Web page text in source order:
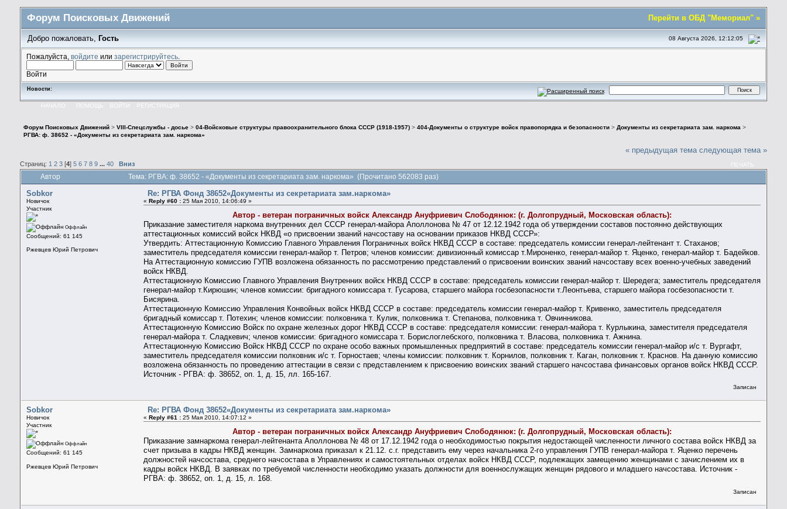
Перейти в ОБД "Мемориал" »
Форум Поисковых Движений
08 Августа 2026, 12:12:05
Добро пожаловать, Гость
Пожалуйста, войдите или зарегистрируйтесь.
Войти
Новости:
НАЧАЛО ПОМОЩЬ ВОЙТИ РЕГИСТРАЦИЯ
Форум Поисковых Движений >VIII-Спецслужбы - досье >04-Войсковые структуры правоохранительного блока СССР (1918-1957) >404-Документы о структуре войск правопорядка и безопасности >Документы из секретариата зам. наркома >
РГВА: ф. 38652 - «Документы из секретариата зам. наркома»
« предыдущая тема следующая тема »
Страниц: 1 2 3[4] 5 6 7 8 9 ... 40 Вниз ПЕЧАТЬ
Автор Тема: РГВА: ф. 38652 - «Документы из секретариата зам. наркома» (Прочитано 562083 раз)
Sobkor
Новичок
Участник
Оффлайн
Сообщений: 61 145
Ржевцев Юрий Петрович
Re: РГВА Фонд 38652«Документы из секретариата зам.наркома»
«Reply #60 : 25 Мая 2010, 14:06:49 »
Автор - ветеран пограничных войск Александр Ануфриевич Слободянюк: (г. Долгопрудный, Московская область):
Приказание заместителя наркома внутренних дел СССР генерал-майора Аполлонова № 47 от 12.12.1942 года об утверждении составов постоянно действующих
аттестационных комиссий войск НКВД «о присвоении званий начсоставу на основании приказов НКВД СССР»:
Утвердить: Аттестационную Комиссию Главного Управления Пограничных войск НКВД СССР в составе: председатель комиссии генерал-лейтенант т. Стаханов;
заместитель председателя комиссии генерал-майор т. Петров; членов комиссии: дивизионный комиссар т.Мироненко, генерал-майор т. Яценко, генерал-майор т. Бадейков.
На Аттестационную комиссию ГУПВ возложена обязанность по рассмотрению представлений о присвоении воинских званий начсоставу всех военно-учебных заведений
войск НКВД.
Аттестационную Комиссию Главного Управления Внутренних войск НКВД СССР в составе: председатель комиссии генерал-майор т. Шередега; заместитель председателя
генерал-майор т.Кирюшин; членов комиссии: бригадного комиссара т. Гусарова, старшего майора госбезопасности т.Леонтьева, старшего майора госбезопасности т.
Бисярина.
Аттестационную Комиссию Управления Конвойных войск НКВД СССР в составе: председатель комиссии генерал-майор т. Кривенко, заместитель председателя
бригадный комиссар т. Потехин; членов комиссии: полковника т. Кулик, полковника т. Степанова, полковника т. Овчинникова.
Аттестационную Комиссию Войск по охране железных дорог НКВД СССР в составе: председателя комиссии: генерал-майора т. Курлыкина, заместителя председателя
генерал-майора т. Сладкевич; членов комиссии: бригадного комиссара т. Борислоглебского, полковника т. Власова, полковника т. Ажнина.
Аттестационную Комиссию Войск НКВД СССР по охране особо важных промышленных предприятий в составе: председатель комиссии генерал-майор и/с т. Вургафт,
заместитель председателя комиссии полковник и/с т. Горностаев; члены комиссии: полковник т. Корнилов, полковник т. Каган, полковник т. Краснов. На данную комиссию
возложена обязанность по проведению аттестации в связи с представлением к присвоению воинских званий старшего начсостава финансовых органов войск НКВД СССР.
Источник - РГВА: ф. 38652, оп. 1, д. 15, лл. 165-167.
Записан
Sobkor
Новичок
Участник
Оффлайн
Сообщений: 61 145
Ржевцев Юрий Петрович
Re: РГВА Фонд 38652«Документы из секретариата зам.наркома»
« Reply #61 : 25 Мая 2010, 14:07:12 »
Автор - ветеран пограничных войск Александр Ануфриевич Слободянюк: (г. Долгопрудный, Московская область):
Приказание замнаркома генерал-лейтенанта Аполлонова № 48 от 17.12.1942 года о необходимостью покрытия недостающей численности личного состава войск НКВД за
счет призыва в кадры НКВД женщин. Замнаркома приказал к 21.12. с.г. представить ему через начальника 2-го управления ГУПВ генерал-майора т. Яценко перечень
должностей начсостава, среднего начсостава в Управлениях и самостоятельных отделах войск НКВД СССР, подлежащих замещению женщинами с зачислением их в
кадры войск НКВД. В заявках по требуемой численности необходимо указать должности для военнослужащих женщин рядового и младшего начсостава. Источник -
РГВА: ф. 38652, оп. 1, д. 15, л. 168.
Записан